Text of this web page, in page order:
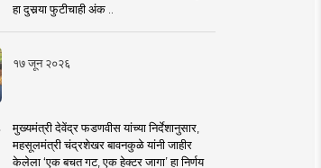
हा दुसर्‍या फुटीचाही अंक ..
१७ जून २०२६
मुख्यमंत्री देवेंद्र फडणवीस यांच्या निर्देशानुसार,
महसूलमंत्री चंद्रशेखर बावनकुळे यांनी जाहीर
केलेला ‘एक बचत गट, एक हेक्टर जागा’ हा निर्णय